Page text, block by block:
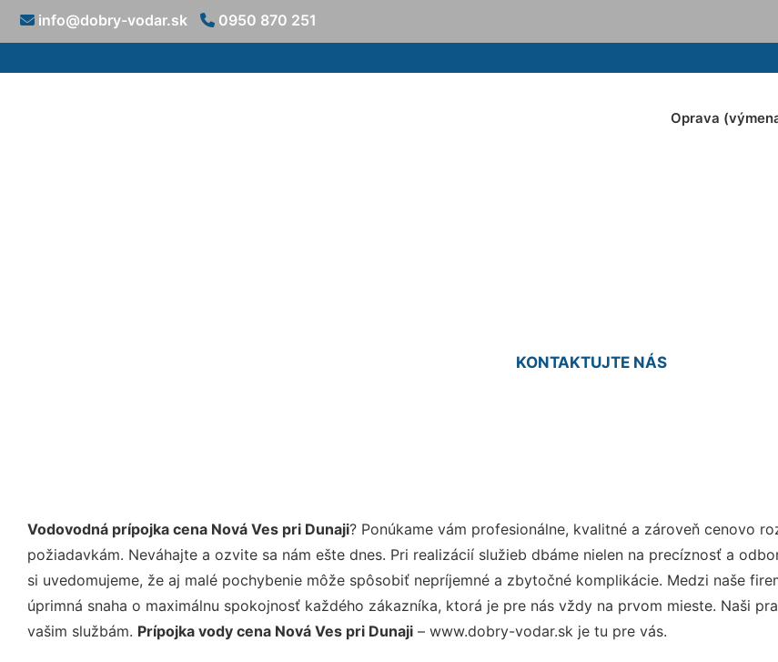
info@dobry-vodar.sk 0950 870 251
Oprava
KONTAKTUJTE NÁS
Vodovodná prípojka cena Nová Ves pri Dunaji? Ponúkame vám profesionálne, kvalitné a zároveň cenovo
požiadavkám. Neváhajte a ozvite sa nám ešte dnes. Pri realizácií služieb dbáme nielen na precíznosť a
si uvedomujeme, že aj malé pochybenie môže spôsobiť nepríjemné a zbytočné komplikácie. Medzi naše
úprimná snaha o maximálnu spokojnosť každého zákazníka, ktorá je pre nás vždy na prvom mieste. Naši
vašim službám. Prípojka vody cena Nová Ves pri Dunaji – www.dobry-vodar.sk je tu pre vás.